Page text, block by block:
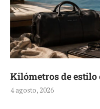
Kilómetros de
4 agosto, 2026